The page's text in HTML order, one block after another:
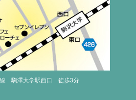
線 駒澤大学駅西口 徒歩3分